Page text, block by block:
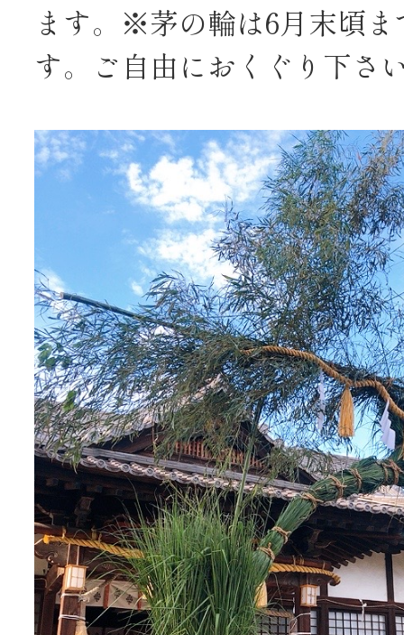
ます。※茅の輪は6月末頃
す。ご自由におくぐり下さ